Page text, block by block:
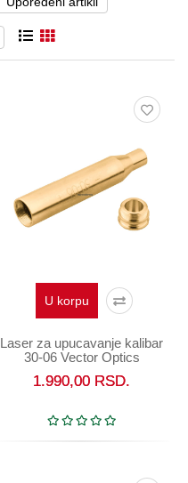
U korpu
Laser za upucavanje kalibar
30-06 Vector Optics
1.990,00 RSD.